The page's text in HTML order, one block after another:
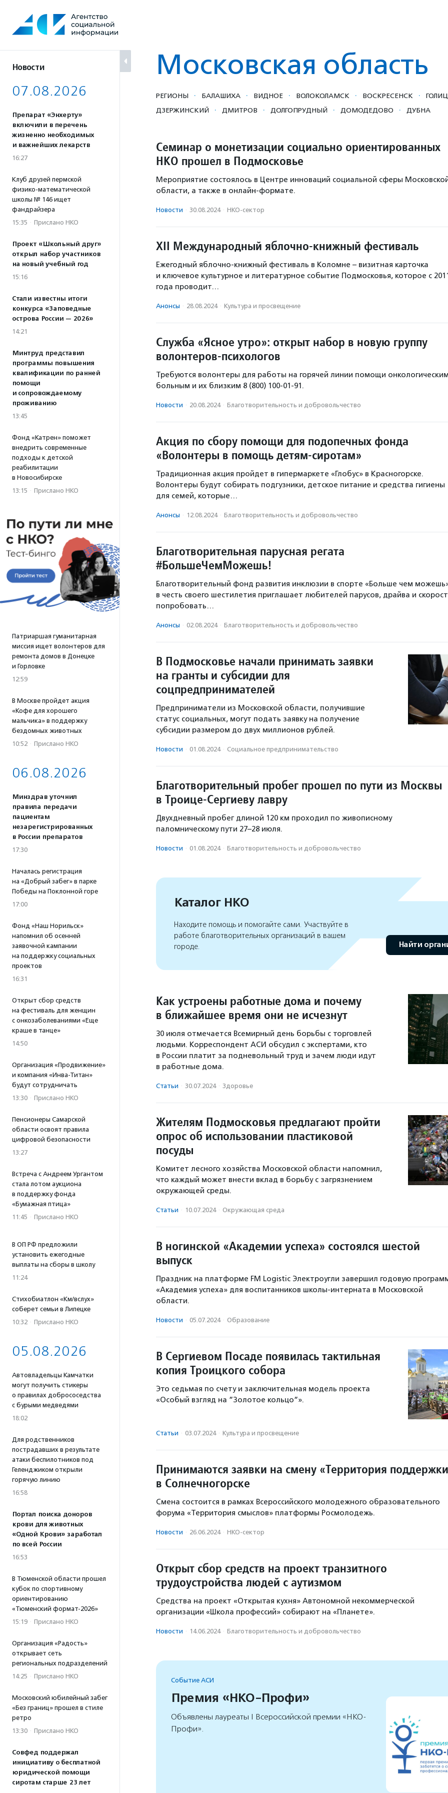
содержанию
Новости
07.08.2026
Препарат «Энхерту»
включили в перечень
жизненно необходимых
и важнейших лекарств
16:27
Клуб друзей пермской
физико-математической
школы № 146 ищет
фандрайзера
15:35 · Прислано НКО
Проект «Школьный друг»
открыл набор участников
на новый учебный год
15:16
Стали известны итоги
конкурса «Заповедные
острова России — 2026»
14:21
Минтруд представил
программы повышения
квалификации по ранней
помощи
и сопровождаемому
проживанию
13:45
Фонд «Катрен» поможет
внедрить современные
подходы к детской
реабилитации
в Новосибирске
13:15 · Прислано НКО
Патриаршая гуманитарная
миссия ищет волонтеров для
ремонта домов в Донецке
и Горловке
12:59
В Москве пройдет акция
«Кофе для хорошего
мальчика» в поддержку
бездомных животных
10:52 · Прислано НКО
06.08.2026
Минздрав уточнил
правила передачи
пациентам
незарегистрированных
в России препаратов
17:30
Началась регистрация
на «Добрый забег» в парке
Победы на Поклонной горе
17:00
Фонд «Наш Норильск»
напомнил об осенней
заявочной кампании
на поддержку социальных
проектов
16:31
Открыт сбор средств
на фестиваль для женщин
с онкозаболеваниями «Еще
краше в танце»
14:50
Организация «Продвижение»
и компания «Инва-Титан»
будут сотрудничать
13:30 · Прислано НКО
Пенсионеры Самарской
области освоят правила
цифровой безопасности
13:27
Встреча с Андреем Ургантом
стала лотом аукциона
в поддержку фонда
«Бумажная птица»
11:45 · Прислано НКО
В ОП РФ предложили
установить ежегодные
выплаты на сборы в школу
11:24
Стихобиатлон «Км/вслух»
соберет семьи в Липецке
10:32 · Прислано НКО
05.08.2026
Автовладельцы Камчатки
могут получить стикеры
о правилах добрососедства
с бурыми медведями
18:02
Для родственников
пострадавших в результате
атаки беспилотников под
Геленджиком открыли
горячую линию
16:58
Портал поиска доноров
крови для животных
«Одной Крови» заработал
по всей России
16:53
В Тюменской области прошел
кубок по спортивному
ориентированию
«Тюменский формат-2026»
15:19 · Прислано НКО
Организация «Радость»
открывает сеть
региональных подразделений
14:25 · Прислано НКО
Московский юбилейный забег
«Без границ» прошел в стиле
ретро
13:30 · Прислано НКО
Совфед поддержал
инициативу о бесплатной
юридической помощи
сиротам старше 23 лет
Московская область
РЕГИОНЫ · БАЛАШИХА · ВИДНОЕ · ВОЛОКОЛАМСК · ВОСКРЕСЕНСК ·
ДЗЕРЖИНСКИЙ
· ДМИТРОВ · ДОЛГОПРУДНЫЙ · ДОМОДЕДОВО · ДУБНА
Семинар о монетизации социально ориентированных
НКО прошел в Подмосковье
Мероприятие состоялось в Центре инноваций социальной сферы
области, а также в онлайн-формате.
Новости · 30.08.2024 · НКО-сектор
XII Международный яблочно-книжный фестиваль
Ежегодный яблочно-книжный фестиваль в Коломне – визитная карточка
и ключевое культурное и литературное событие Подмосковья, которое с
года проводит…
Анонсы · 28.08.2024 · Культура и просвещение
Служба «Ясное утро»: открыт набор в новую группу
волонтеров-психологов
Требуются волонтеры для работы на горячей линии помощи
больным и их близким 8 (800) 100-01-91.
Новости · 20.08.2024 · Благотвори­тель­ность и доброволь­чест­во
Акция по сбору помощи для подопечных фонда
«Волонтеры в помощь детям-сиротам»
Традиционная акция пройдет в гипермаркете «Глобус» в Красногорске.
Волонтеры будут собирать подгузники, детское питание и средства гигиены
для семей, которые…
Анонсы · 12.08.2024 · Благотвори­тель­ность и доброволь­чест­во
Благотворительная парусная регата
#БольшеЧемМожешь!
Благотворительный фонд развития инклюзии в спорте «Больше чем
в честь своего шестилетия приглашает любителей парусов, драйва и
попробовать…
Анонсы · 02.08.2024 · Благотвори­тель­ность и доброволь­чест­во
В Подмосковье начали принимать заявки
на гранты и субсидии для
соцпредпринимателей
Предприниматели из Московской области, получившие
статус социальных, могут подать заявку на получение
субсидии размером до двух миллионов рублей.
Новости · 01.08.2024 · Социальное предпри­нима­тель­ство
Благотворительный пробег прошел по пути из Москвы
в Троице-Сергиеву лавру
Двухдневный пробег длиной 120 км проходил по живописному
паломническому пути 27–28 июля.
Новости · 01.08.2024 · Благотвори­тель­ность и доброволь­чест­во
Каталог НКО
Находите помощь и помогайте сами. Участвуйте в
работе благотворительных организаций в вашем
городе.
Найти
Как устроены работные дома и почему
в ближайшее время они не исчезнут
30 июля отмечается Всемирный день борьбы с торговлей
людьми. Корреспондент АСИ обсудил с экспертами, кто
в России платит за подневольный труд и зачем люди идут
в работные дома.
Статьи · 30.07.2024 · Здоровье
Жителям Подмосковья предлагают пройти
опрос об использовании пластиковой
посуды
Комитет лесного хозяйства Московской области напомнил,
что каждый может внести вклад в борьбу с загрязнением
окружающей среды.
Статьи · 10.07.2024 · Окружающая среда
В ногинской «Академии успеха» состоялся шестой
выпуск
Праздник на платформе FM Logistic Электроугли завершил годовую
«Академия успеха» для воспитанников школы-интерната в Московской
области.
Новости · 05.07.2024 · Образование
В Сергиевом Посаде появилась тактильная
копия Троицкого собора
Это седьмая по счету и заключительная модель проекта
«Особый взгляд на ”Золотое кольцо”».
Статьи · 03.07.2024 · Культура и просвещение
Принимаются заявки на смену «Территория
в Солнечногорске
Смена состоится в рамках Всероссийского молодежного образовательного
форума «Территория смыслов» платформы Росмолодежь.
Новости · 26.06.2024 · НКО-сектор
Открыт сбор средств на проект транзитного
трудоустройства людей с аутизмом
Средства на проект «Открытая кухня» Автономной некоммерческой
организации «Школа профессий» собирают на «Планете».
Новости · 14.06.2024 · Благотвори­тель­ность и доброволь­чест­во
Событие АСИ
Премия «НКО-Профи»
Объявлены лауреаты I Всероссийской премии «НКО-
Профи».